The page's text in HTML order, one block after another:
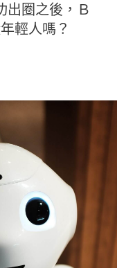
出圈之後，Ｂ
輕人嗎？